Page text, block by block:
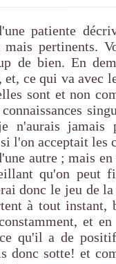
patiente
mais pertinents.
de bien. En
ce qui va avec
sont et non
n'aurais jamais
l'on acceptait les
autre ; mais
qu'on peut
donc le jeu de
à tout instant,
et en
qu'il a de
donc sotte! et